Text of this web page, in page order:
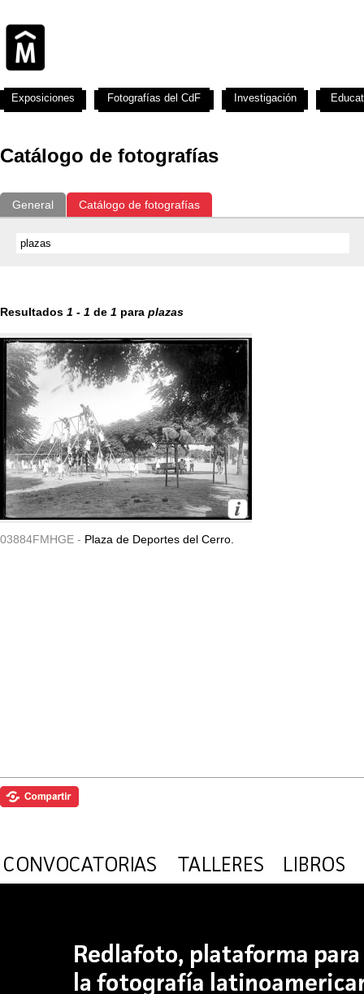
Catálogo de fotografías
General Catálogo de fotografías
Resultados 1 - 1 de 1 para plazas
03884FMHGE - Plaza de Deportes del Cerro.
Exposiciones Fotografías del CdF Investigación